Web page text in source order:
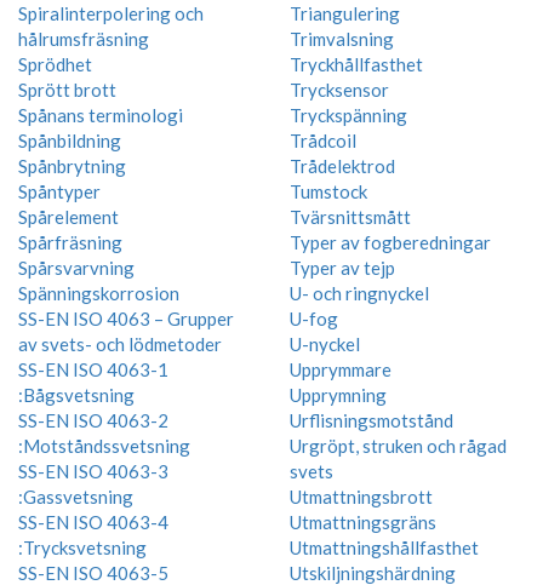
Spiralinterpolering och
hålrumsfräsning
Sprödhet
Sprött brott
Spånans terminologi
Spånbildning
Spånbrytning
Spåntyper
Spårelement
Spårfräsning
Spårsvarvning
Spänningskorrosion
SS-EN ISO 4063 – Grupper
av svets- och lödmetoder
SS-EN ISO 4063-1
:Bågsvetsning
SS-EN ISO 4063-2
:Motståndssvetsning
SS-EN ISO 4063-3
:Gassvetsning
SS-EN ISO 4063-4
:Trycksvetsning
SS-EN ISO 4063-5
Triangulering
Trimvalsning
Tryckhållfasthet
Trycksensor
Tryckspänning
Trådcoil
Trådelektrod
Tumstock
Tvärsnittsmått
Typer av fogberedningar
Typer av tejp
U- och ringnyckel
U-fog
U-nyckel
Upprymmare
Upprymning
Urflisningsmotstånd
Urgröpt, struken och rågad
svets
Utmattningsbrott
Utmattningsgräns
Utmattningshållfasthet
Utskiljningshärdning